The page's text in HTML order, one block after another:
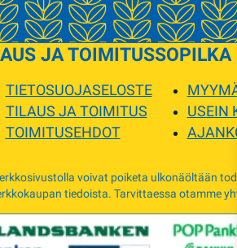
JA TOIMITUS
TIETOSUOJASELOSTE
TILAUS JA TOIMITUS
TOIMITUSEHDOT
SOPILKA
USEIN
voivat poiketa ulkonäöltään
tiedoista. Tarvittaessa otamme